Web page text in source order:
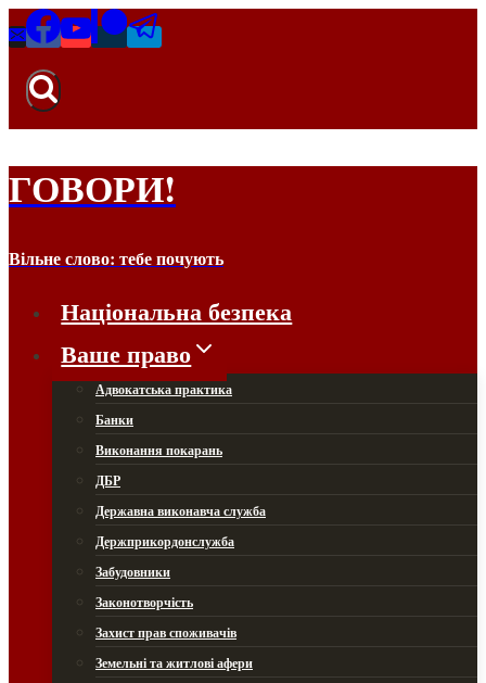
ГОВОРИ!
Вільне слово: тебе почують
Національна безпека
Ваше право
Адвокатська практика
Банки
Виконання покарань
ДБР
Державна виконавча служба
Держприкордонслужба
Забудовники
Законотворчість
Захист прав споживачів
Земельні та житлові афери